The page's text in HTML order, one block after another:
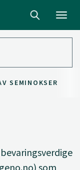
SEMINOKSER
som